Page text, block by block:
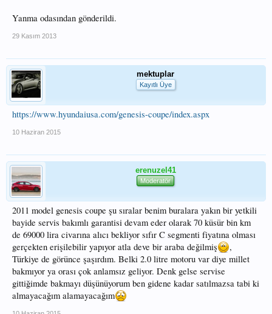
Yanma odasından gönderildi.
29 Kasım 2013
mektuplar
Kayıtlı Üye
https://www.hyundaiusa.com/genesis-coupe/index.aspx
10 Haziran 2015
erenuzel41
Moderatör
2011 model genesis coupe şu sıralar benim buralara yakın bir yetkili
bayide servis bakımlı garantisi devam eder olarak 70 küsür bin km
de 69000 lira civarına alıcı bekliyor sıfır C segmenti fiyatına olması
gerçekten erişilebilir yapıyor atla deve bir araba değilmiş
,
Türkiye de görünce şaşırdım. Belki 2.0 litre motoru var diye millet
bakmıyor ya orası çok anlamsız geliyor. Denk gelse servise
gittiğimde bakmayı düşünüyorum ben gidene kadar satılmazsa tabi ki
almayacağım alamayacağım